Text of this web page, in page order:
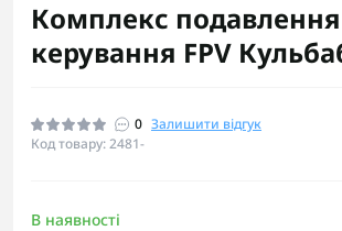
Комплекс подавлення
керування FPV
0 Залишити відгук
Код товару: 2481-
В наявності